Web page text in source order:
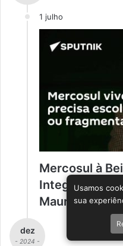
1 julho
Mercosul à
Integração ou
Mauro Vieira
dez
- 2024 -
Usamos
sua